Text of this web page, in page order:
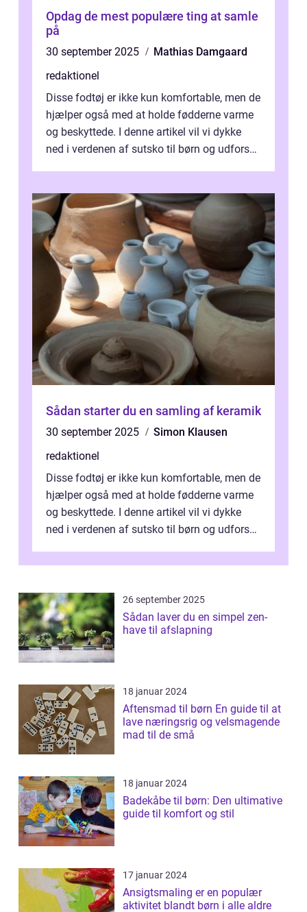
Opdag de mest populære ting at samle
på
30 september 2025
Mathias Damgaard
redaktionel
Disse fodtøj er ikke kun komfortable, men de
hjælper også med at holde fødderne varme
og beskyttede. I denne artikel vil vi dykke
ned i verdenen af sutsko til børn og udforske
Sådan starter du en samling af keramik
30 september 2025
Simon Klausen
redaktionel
Disse fodtøj er ikke kun komfortable, men de
hjælper også med at holde fødderne varme
og beskyttede. I denne artikel vil vi dykke
ned i verdenen af sutsko til børn og udforske
26 september 2025
Sådan laver du en simpel zen-
have til afslapning
18 januar 2024
Aftensmad til børn En guide til at
lave næringsrig og velsmagende
mad til de små
18 januar 2024
Badekåbe til børn: Den ultimative
guide til komfort og stil
17 januar 2024
Ansigtsmaling er en populær
aktivitet blandt børn i alle aldre